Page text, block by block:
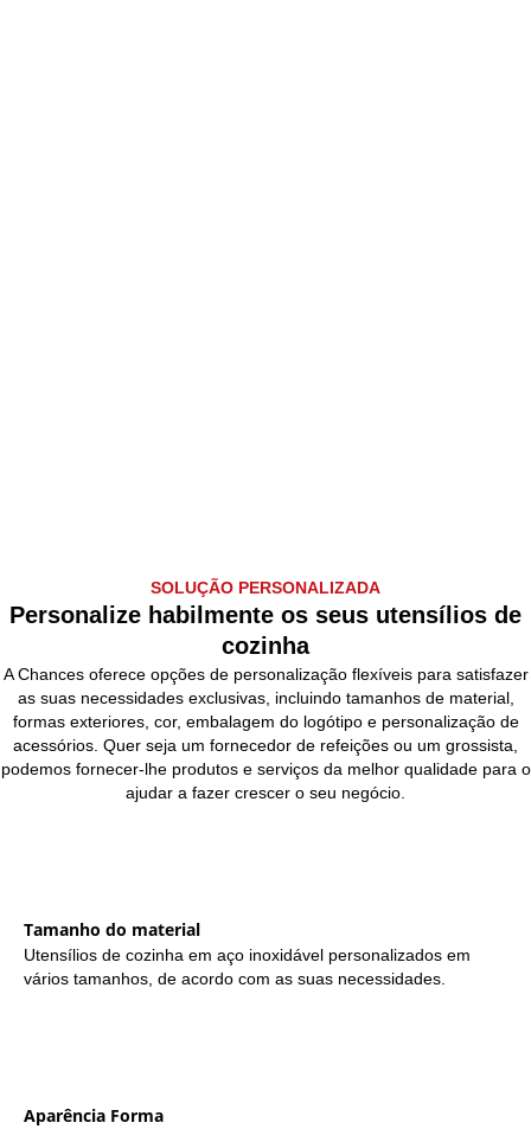
SOLUÇÃO PERSONALIZADA
Personalize habilmente os seus utensílios de
cozinha
A Chances oferece opções de personalização flexíveis para satisfazer
as suas necessidades exclusivas, incluindo tamanhos de material,
formas exteriores, cor, embalagem do logótipo e personalização de
acessórios. Quer seja um fornecedor de refeições ou um grossista,
podemos fornecer-lhe produtos e serviços da melhor qualidade para o
ajudar a fazer crescer o seu negócio.
Tamanho do material
Utensílios de cozinha em aço inoxidável personalizados em
vários tamanhos, de acordo com as suas necessidades.
Aparência Forma